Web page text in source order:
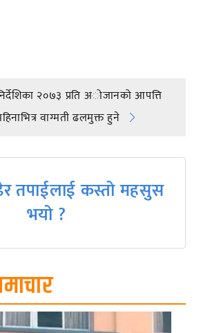
२०७३ प्रति अोजानको आपत्ति
वाग्मती ढलमुक्त हुने
तपाईलाई कस्तो महसुस
भयो ?